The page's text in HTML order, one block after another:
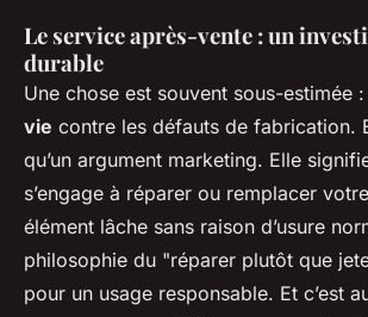
Le service après-vente : un
durable
Une chose est souvent sous-estimée :
vie contre les défauts de fabrication.
qu’un argument marketing. Elle
s’engage à réparer ou remplacer
élément lâche sans raison d’usure
philosophie du "réparer plutôt que
pour un usage responsable. Et c’est